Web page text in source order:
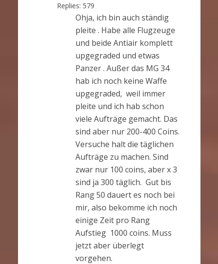
Replies: 579
Ohja, ich bin auch ständig
pleite . Habe alle Flugzeuge
und beide Antiair komplett
upgegraded und etwas
Panzer . Außer das MG 34
hab ich noch keine Waffe
upgegraded, weil immer
pleite und ich hab schon
viele Aufträge gemacht. Das
sind aber nur 200-400 Coins.
Versuche halt die täglichen
Aufträge zu machen. Sind
zwar nur 100 coins, aber x 3
sind ja 300 täglich. Gut bis
Rang 50 dauert es noch bei
mir, also bekomme ich noch
einige Zeit pro Rang
Aufstieg 1000 coins. Muss
jetzt aber überlegt
vorgehen.